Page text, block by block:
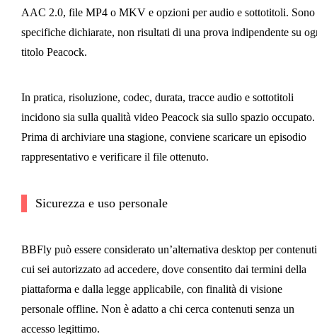
AAC 2.0, file MP4 o MKV e opzioni per audio e sottotitoli. Sono
specifiche dichiarate, non risultati di una prova indipendente su
titolo Peacock.
In pratica, risoluzione, codec, durata, tracce audio e sottotitoli
incidono sia sulla qualità video Peacock sia sullo spazio occupato.
Prima di archiviare una stagione, conviene scaricare un episodio
rappresentativo e verificare il file ottenuto.
Sicurezza e uso personale
BBFly può essere considerato un’alternativa desktop per
cui sei autorizzato ad accedere, dove consentito dai termini della
piattaforma e dalla legge applicabile, con finalità di visione
personale offline. Non è adatto a chi cerca contenuti senza un
accesso legittimo.